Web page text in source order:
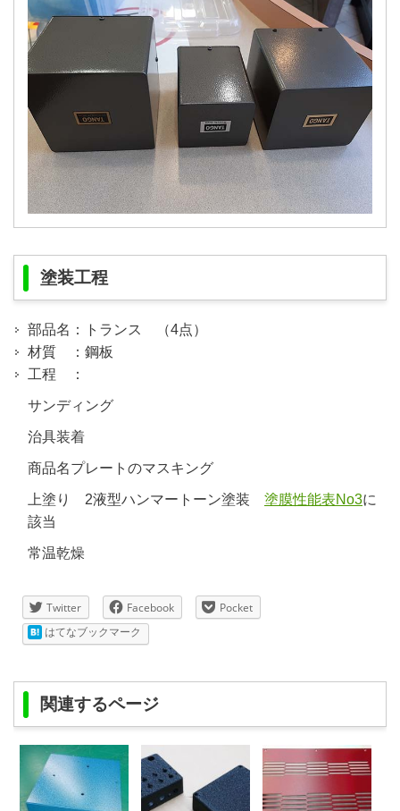
塗装工程
部品名：トランス （4点）
材質 ：鋼板
工程 ：
サンディング
治具装着
商品名プレートのマスキング
上塗り 2液型ハンマートーン塗装 塗膜性能表No3に
該当
常温乾燥
Twitter Facebook
Pocket
はてなブックマーク
関連するページ